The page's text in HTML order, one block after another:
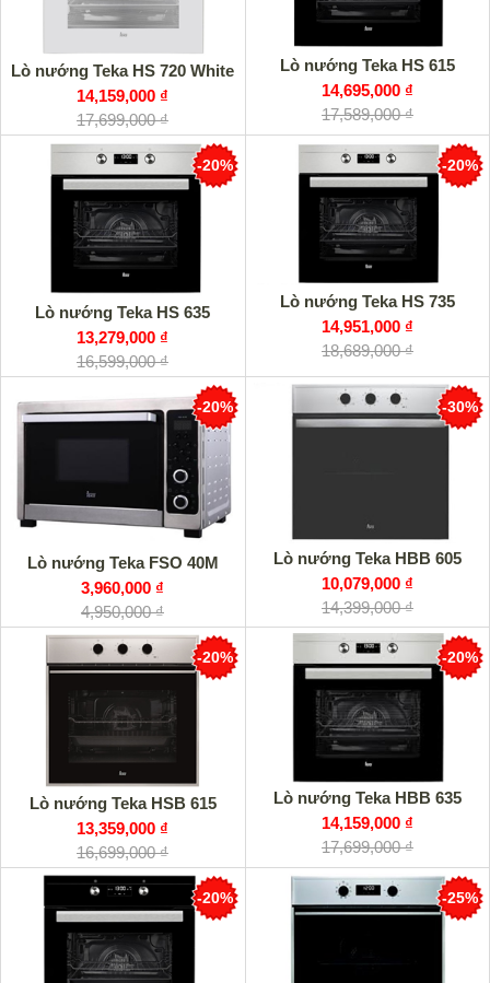
Lò nướng Teka HS 720 White
14,159,000 ₫
17,699,000 ₫
Lò nướng Teka HS 615
14,695,000 ₫
17,589,000 ₫
Lò nướng Teka HS 635
13,279,000 ₫
16,599,000 ₫
-20%
Lò nướng Teka HS 735
14,951,000 ₫
18,689,000 ₫
-20%
Lò nướng Teka FSO 40M
3,960,000 ₫
4,950,000 ₫
-20%
Lò nướng Teka HBB 605
10,079,000 ₫
14,399,000 ₫
-30%
Lò nướng Teka HSB 615
13,359,000 ₫
16,699,000 ₫
-20%
Lò nướng Teka HBB 635
14,159,000 ₫
17,699,000 ₫
-20%
-20% -25%